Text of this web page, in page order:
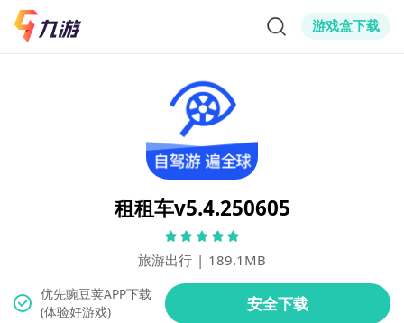
游戏盒下载
租租车v5.4.250605
旅游出行 | 189.1MB
(体验好游戏)